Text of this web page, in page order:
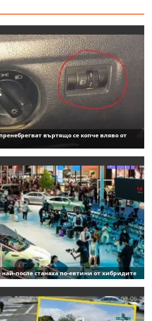
въртящо се копче вляво от
после станаха по-евтини от хибридите